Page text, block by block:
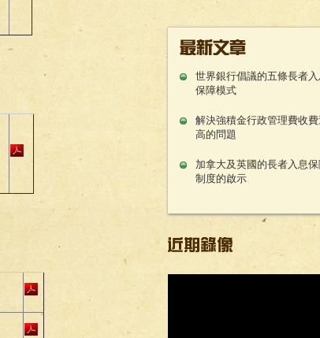
世界銀行倡議的五條長者入
保障模式
解決強積金行政管理費收費
高的問題
加拿大及英國的長者入息
制度的啟示